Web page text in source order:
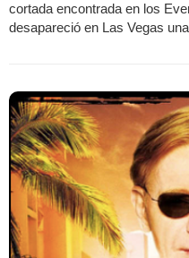
cortada encontrada en los
desapareció en Las Vegas